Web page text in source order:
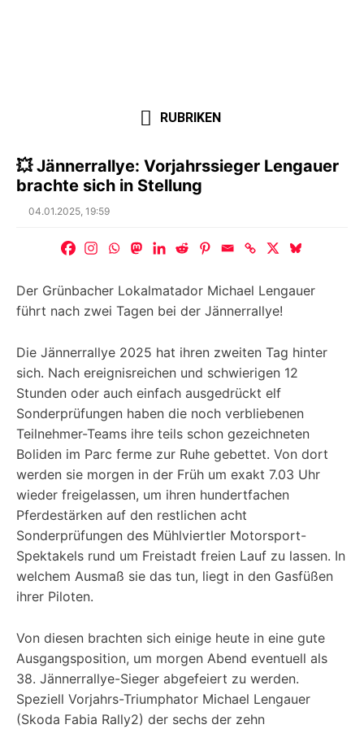
RUBRIKEN
💥 Jännerrallye: Vorjahrssieger Lengauer
brachte sich in Stellung
Posted
04.01.2025, 19:59
Der Grünbacher Lokalmatador Michael Lengauer
führt nach zwei Tagen bei der Jännerrallye!
Die Jännerrallye 2025 hat ihren zweiten Tag hinter
sich. Nach ereignisreichen und schwierigen 12
Stunden oder auch einfach ausgedrückt elf
Sonderprüfungen haben die noch verbliebenen
Teilnehmer-Teams ihre teils schon gezeichneten
Boliden im Parc ferme zur Ruhe gebettet. Von dort
werden sie morgen in der Früh um exakt 7.03 Uhr
wieder freigelassen, um ihren hundertfachen
Pferdestärken auf den restlichen acht
Sonderprüfungen des Mühlviertler Motorsport-
Spektakels rund um Freistadt freien Lauf zu lassen. In
welchem Ausmaß sie das tun, liegt in den Gasfüßen
ihrer Piloten.
Von diesen brachten sich einige heute in eine gute
Ausgangsposition, um morgen Abend eventuell als
38. Jännerrallye-Sieger abgefeiert zu werden.
Speziell Vorjahrs-Triumphator Michael Lengauer
(Skoda Fabia Rally2) der sechs der zehn